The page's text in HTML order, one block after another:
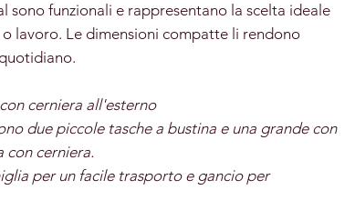
sono funzionali e rappresentano la scelta ideale
lavoro. Le dimensioni compatte li rendono
cerniera all'esterno
due piccole tasche a bustina e una grande con
con cerniera.
per un facile trasporto e gancio per